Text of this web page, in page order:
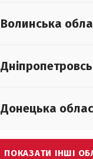
Волинська
Донецька
ПОКАЗАТИ ІНШІ